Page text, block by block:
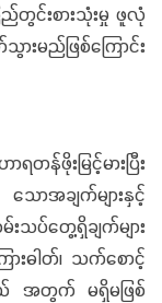
တွင်းစားသုံးမှု ဖူလုံ
းမည်ဖြစ်ကြောင်း
းမြင့်မားပြီး
အချက်များနှင့်
သပ်တွေ့ရှိချက်များ
းဓါတ်၊ သက်စောင့်
ကိုယ် အတွက် မရှိမဖြစ်